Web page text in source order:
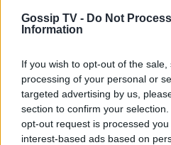
Gossip TV - Do Not
Information
If you wish to opt-out of the
processing of your personal or
targeted advertising by us,
section to confirm your
opt-out request is processed
interest-based ads based on
MEDIA
Το παιδί επιστρέφει!